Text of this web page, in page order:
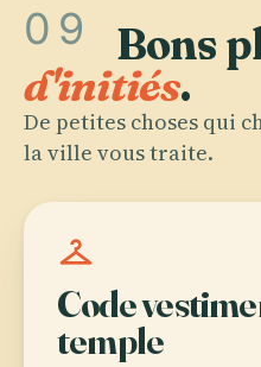
09 Bons
d'initiés.
De petites choses qui
la ville vous traite.
checkroom
Code
temple